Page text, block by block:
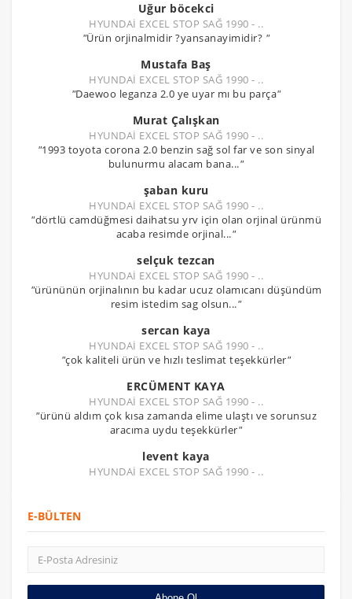
Uğur böcekci
HYUNDAİ EXCEL STOP SAĞ 1990 - ..
"Ürün orjinalmidir ?yansanayimidir? "
Mustafa Baş
HYUNDAİ EXCEL STOP SAĞ 1990 - ..
"Daewoo leganza 2.0 ye uyar mı bu parça"
Murat Çalışkan
HYUNDAİ EXCEL STOP SAĞ 1990 - ..
"1993 toyota corona 2.0 benzin sağ sol far ve son sinyal
bulunurmu alacam bana..."
şaban kuru
HYUNDAİ EXCEL STOP SAĞ 1990 - ..
"dörtlü camdüğmesi daihatsu yrv için olan orjinal ürünmü
acaba resimde orjinal..."
selçuk tezcan
HYUNDAİ EXCEL STOP SAĞ 1990 - ..
"ürününün orjinalının bu kadar ucuz olamıcanı düşündüm
resim istedim sag olsun..."
sercan kaya
HYUNDAİ EXCEL STOP SAĞ 1990 - ..
"çok kaliteli ürün ve hızlı teslimat teşekkürler"
ERCÜMENT KAYA
HYUNDAİ EXCEL STOP SAĞ 1990 - ..
"ürünü aldım çok kısa zamanda elime ulaştı ve sorunsuz
aracıma uydu teşekkürler"
levent kaya
HYUNDAİ EXCEL STOP SAĞ 1990 - ..
E-BÜLTEN